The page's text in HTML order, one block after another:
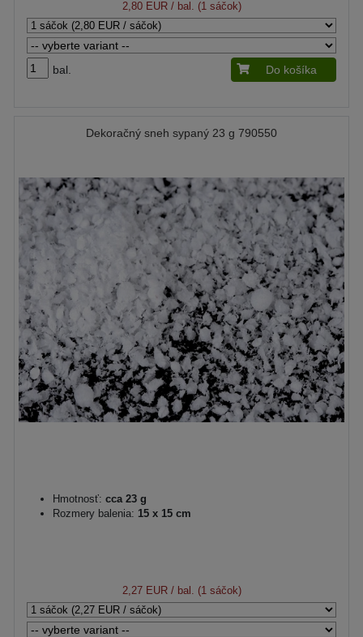
2,80 EUR/ bal. (1 sáčok)
bal. Do košíka
Dekoračný sneh sypaný 23 g 790550
Hmotnosť: cca 23 g
Rozmery balenia: 15 x 15 cm
2,27 EUR/ bal. (1 sáčok)